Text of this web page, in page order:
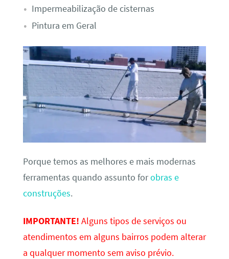
Impermeabilização de cisternas
Pintura em Geral
Porque temos as melhores e mais modernas
ferramentas quando assunto forobras e
construções.
IMPORTANTE! Alguns tipos de serviços ou
atendimentos em alguns bairros podem alterar
a qualquer momento sem aviso prévio.